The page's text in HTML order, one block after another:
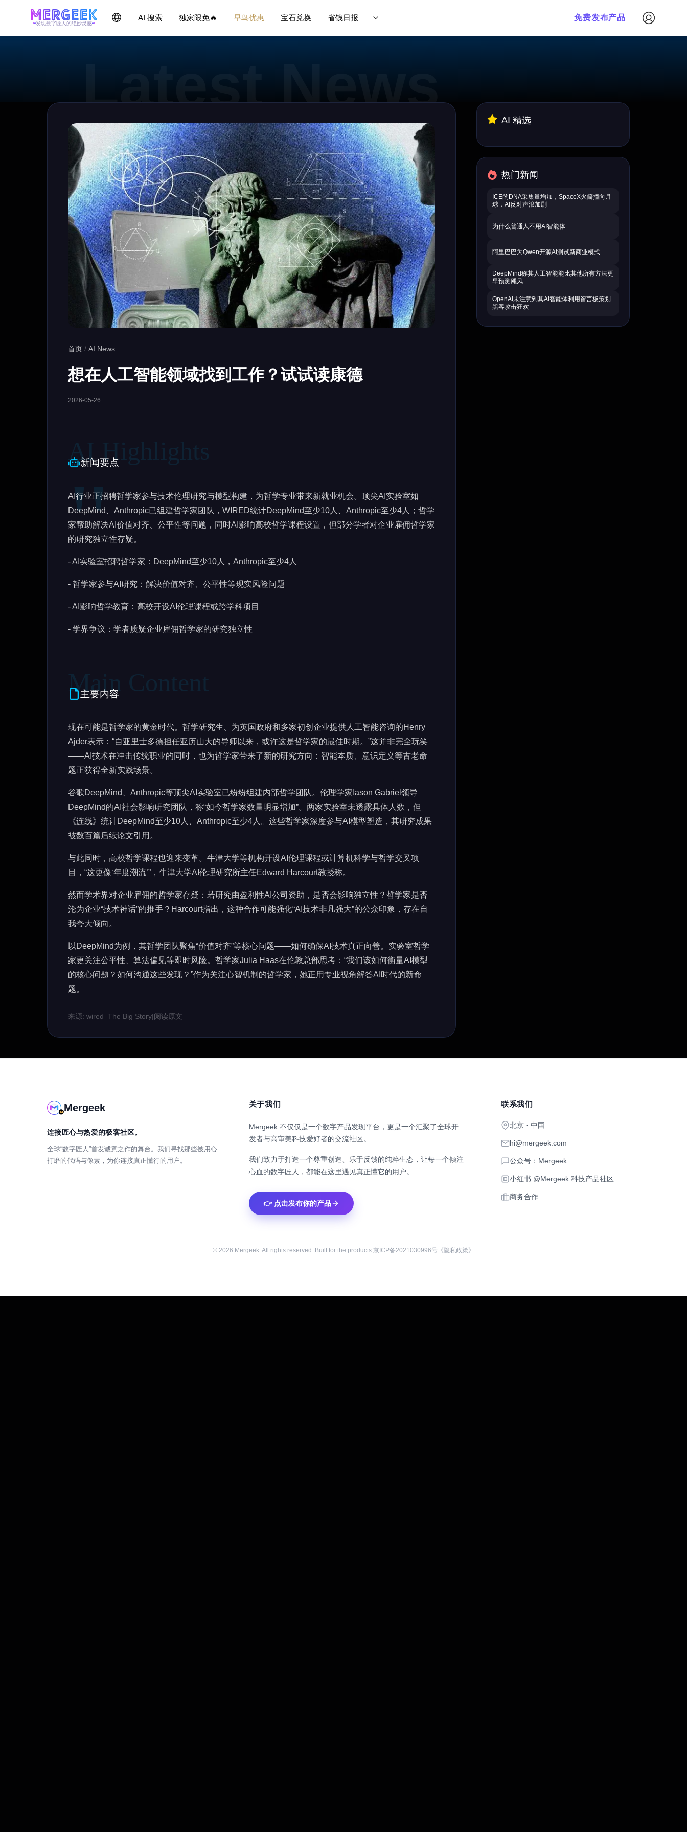
发现数字匠人的绝妙灵感
AI 搜索 独家限免🔥 早鸟优惠 宝石兑换 省钱日报 免费发布产品
首页 / AI News
想在人工智能领域找到工作？试试读康德
2026-05-26
新闻要点
AI行业正招聘哲学家参与技术伦理研究与模型构建，为哲学专业带来新就业机会。顶尖AI实验室如
DeepMind、Anthropic已组建哲学家团队，WIRED统计DeepMind至少10人、Anthropic至少4人；哲学
家帮助解决AI价值对齐、公平性等问题，同时AI影响高校哲学课程设置，但部分学者对企业雇佣哲学家
的研究独立性存疑。
- AI实验室招聘哲学家：DeepMind至少10人，Anthropic至少4人
- 哲学家参与AI研究：解决价值对齐、公平性等现实风险问题
- AI影响哲学教育：高校开设AI伦理课程或跨学科项目
- 学界争议：学者质疑企业雇佣哲学家的研究独立性
主要内容
现在可能是哲学家的黄金时代。哲学研究生、为英国政府和多家初创企业提供人工智能咨询的Henry
Ajder表示：“自亚里士多德担任亚历山大的导师以来，或许这是哲学家的最佳时期。”这并非完全玩笑
——AI技术在冲击传统职业的同时，也为哲学家带来了新的研究方向：智能本质、意识定义等古老命
题正获得全新实践场景。
谷歌DeepMind、Anthropic等顶尖AI实验室已纷纷组建内部哲学团队。伦理学家Iason Gabriel领导
DeepMind的AI社会影响研究团队，称“如今哲学家数量明显增加”。两家实验室未透露具体人数，但
《连线》统计DeepMind至少10人、Anthropic至少4人。这些哲学家深度参与AI模型塑造，其研究成果
被数百篇后续论文引用。
与此同时，高校哲学课程也迎来变革。牛津大学等机构开设AI伦理课程或计算机科学与哲学交叉项
目，“这更像‘年度潮流’”，牛津大学AI伦理研究所主任Edward Harcourt教授称。
然而学术界对企业雇佣的哲学家存疑：若研究由盈利性AI公司资助，是否会影响独立性？哲学家是否
沦为企业“技术神话”的推手？Harcourt指出，这种合作可能强化“AI技术非凡强大”的公众印象，存在自
我夸大倾向。
以DeepMind为例，其哲学团队聚焦“价值对齐”等核心问题——如何确保AI技术真正向善。实验室哲学
家更关注公平性、算法偏见等即时风险。哲学家Julia Haas在伦敦总部思考：“我们该如何衡量AI模型
的核心问题？如何沟通这些发现？”作为关注心智机制的哲学家，她正用专业视角解答AI时代的新命
题。
来源: wired_The Big Story|阅读原文
AI 精选
热门新闻
ICE的DNA采集量增加，SpaceX火箭撞向月
球，AI反对声浪加剧
为什么普通人不用AI智能体
阿里巴巴为Qwen开源AI测试新商业模式
DeepMind称其人工智能能比其他所有方法更
早预测飓风
OpenAI未注意到其AI智能体利用留言板策划
黑客攻击狂欢
Mergeek
连接匠心与热爱的极客社区。
全球“数字匠人”首发诚意之作的舞台。我们寻找那些被用心
打磨的代码与像素，为你连接真正懂行的用户。
关于我们
Mergeek 不仅仅是一个数字产品发现平台，更是一个汇聚了全球开
发者与高审美科技爱好者的交流社区。
我们致力于打造一个尊重创造、乐于反馈的纯粹生态，让每一个倾注
心血的数字匠人，都能在这里遇见真正懂它的用户。
👉 点击发布你的产品
联系我们
北京 · 中国
hi@mergeek.com
公众号：Mergeek
小红书 @Mergeek 科技产品社区
商务合作
© 2026 Mergeek. All rights reserved. Built for the products.京ICP备2021030996号 《隐私政策》